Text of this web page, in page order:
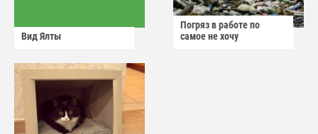
Вид Ялты
Погряз в работе по
самое не хочу